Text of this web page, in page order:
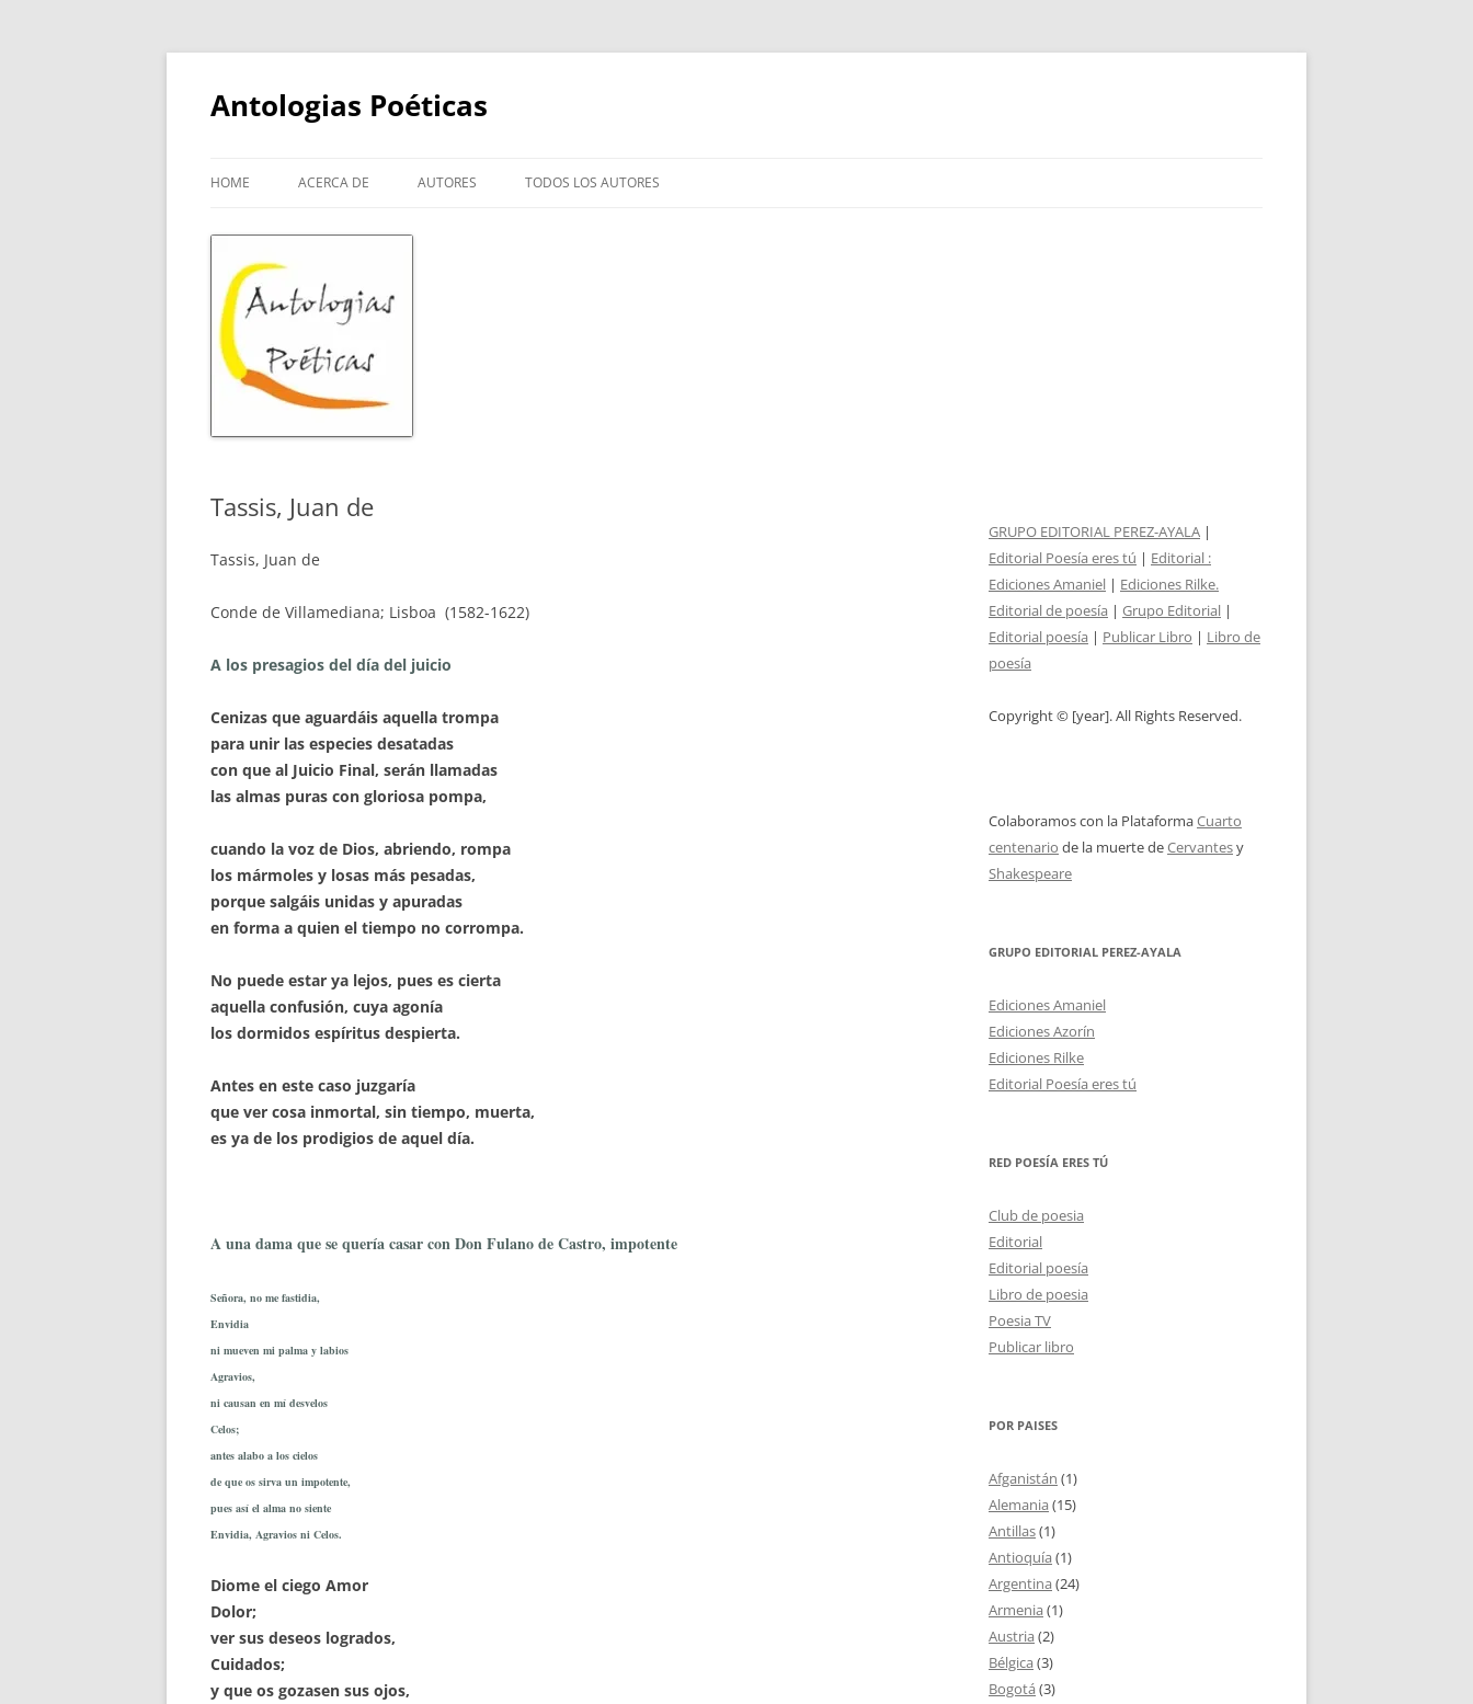
Skip
Antologias Poéticas
HOME ACERCA DE AUTORES TODOS LOS AUTORES
Tassis, Juan de
Tassis, Juan de
Conde de Villamediana; Lisboa (1582-1622)
A los presagios del día del juicio
Cenizas que aguardáis aquella trompa
para unir las especies desatadas
con que al Juicio Final, serán llamadas
las almas puras con gloriosa pompa,
cuando la voz de Dios, abriendo, rompa
los mármoles y losas más pesadas,
porque salgáis unidas y apuradas
en forma a quien el tiempo no corrompa.
No puede estar ya lejos, pues es cierta
aquella confusión, cuya agonía
los dormidos espíritus despierta.
Antes en este caso juzgaría
que ver cosa inmortal, sin tiempo, muerta,
es ya de los prodigios de aquel día.
A una dama que se quería casar con Don Fulano de Castro, impotente
Señora, no me fastidia,
Envidia
ni mueven mi palma y labios
Agravios,
ni causan en mí desvelos
Celos;
antes alabo a los cielos
de que os sirva un impotente,
pues así el alma no siente
Envidia, Agravios ni Celos.
Diome el ciego Amor
Dolor;
ver sus deseos logrados,
Cuidados;
y que os gozasen sus ojos,
GRUPO EDITORIAL PEREZ-AYALA |
Editorial Poesía eres tú | Editorial :
Ediciones Amaniel | Ediciones Rilke.
Editorial de poesía | Grupo Editorial |
Editorial poesía | Publicar Libro | Libro de
poesía
Copyright © [year]. All Rights Reserved.
Colaboramos con la PlataformaCuarto
centenario de la muerte deCervantesy
Shakespeare
GRUPO EDITORIAL PEREZ-AYALA
Ediciones Amaniel
Ediciones Azorín
Ediciones Rilke
Editorial Poesía eres tú
RED POESÍA ERES TÚ
Club de poesia
Editorial
Editorial poesía
Libro de poesia
Poesia TV
Publicar libro
POR PAISES
Afganistán (1)
Alemania (15)
Antillas(1)
Antioquía (1)
Argentina (24)
Armenia (1)
Austria (2)
Bélgica (3)
Bogotá (3)